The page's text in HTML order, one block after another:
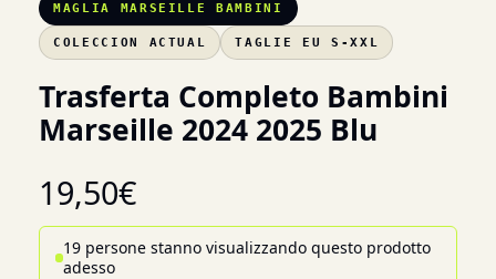
MAGLIA MARSEILLE BAMBINI
COLECCION ACTUAL TAGLIE EU S-XXL
Trasferta Completo Bambini
Marseille 2024 2025 Blu
19,50€
19 persone stanno visualizzando questo prodotto
adesso